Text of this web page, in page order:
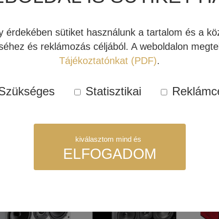
–
LINE
Ft 37.800 Ft
POLCHANGFAL –
INDIANA LINE DIVA
252
117.600 Ft 71.400 Ft
262
érdekében sütiket használunk a tartalom és a
és reklámozás céljából. A weboldalon
Tájékoztatónkat (PDF).
Statisztikai
kiválasztom mind és
ELFOGADOM
szükséges sütik. Ezek nélkül a weboldalt nem lehet megtekinteni.